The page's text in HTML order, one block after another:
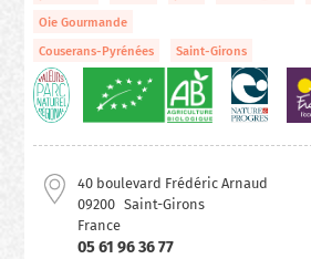
Oie Gourmande
Couserans-Pyrénées
Saint-Girons
40 boulevard Frédéric Arnaud
09200 Saint-Girons
France
05 61 96 36 77